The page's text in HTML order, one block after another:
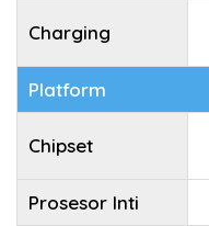
Charging
Platform
Chipset
Prosesor Inti